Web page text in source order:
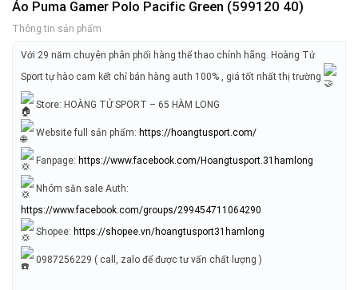
Áo Puma Gamer Polo Pacific Green (599120 40)
Thông tin sản phẩm
Với 29 năm chuyên phân phối hàng thể thao chính hãng. Hoàng Tử
Sport tự hào cam kết chỉ bán hàng auth 100% , giá tốt nhất thị trường
Store: HOÀNG TỬ SPORT – 65 HÀM LONG
Website full sản phẩm: https://hoangtusport.com/
Fanpage: https://www.facebook.com/Hoangtusport.31hamlong
Nhóm săn sale Auth:
https://www.facebook.com/groups/299454711064290
Shopee: https://shopee.vn/hoangtusport31hamlong
0987256229 ( call, zalo để được tư vấn chất lượng )